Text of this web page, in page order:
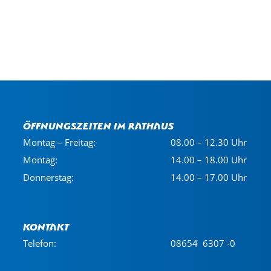
Öffnungszeiten im Rathaus
Montag – Freitag:
08.00 – 12.30 Uhr
Montag:
14.00 – 18.00 Uhr
Donnerstag:
14.00 – 17.00 Uhr
Kontakt
Telefon: 08654 6307 -0